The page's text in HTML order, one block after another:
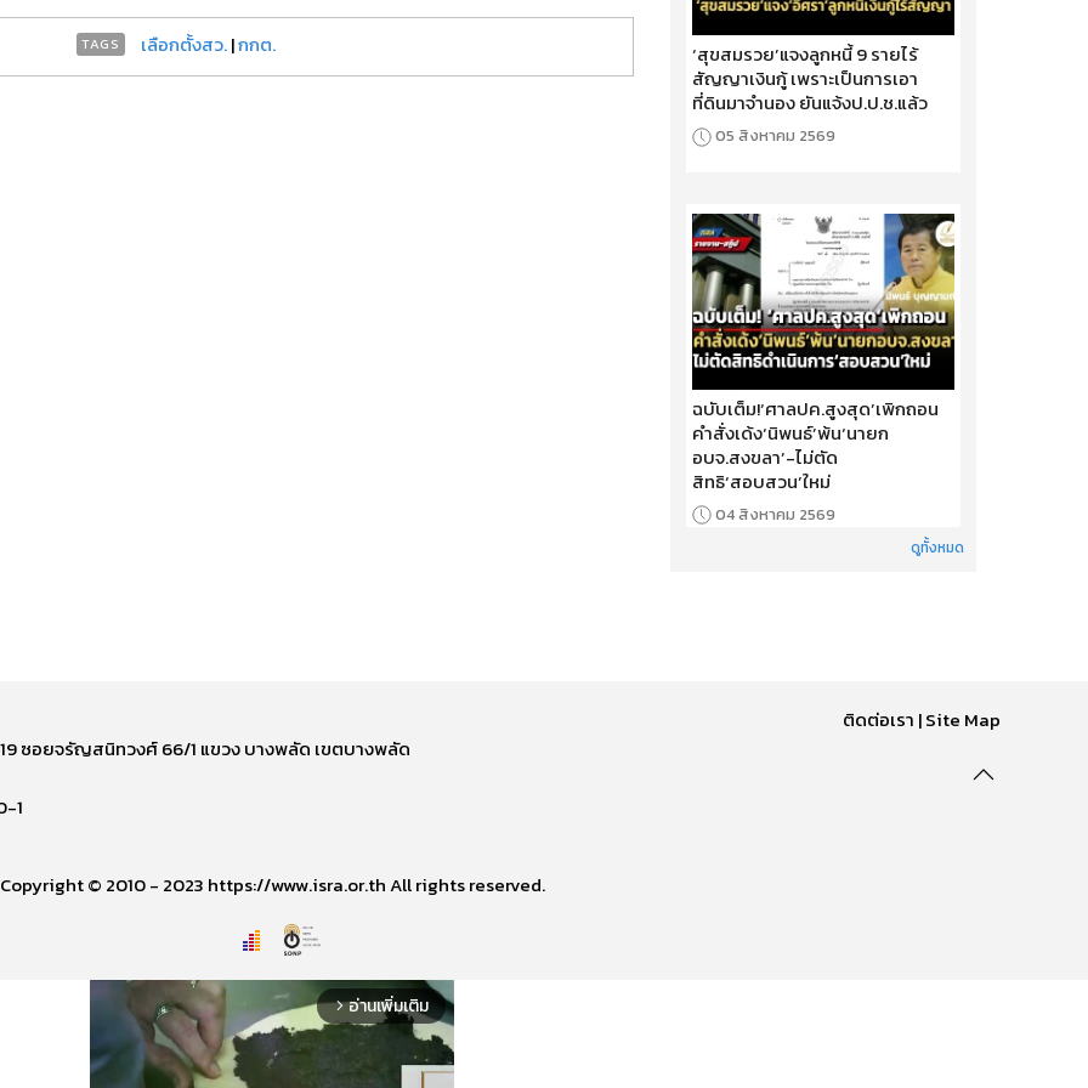
TAGS เลือกตั้งสว.|กกต.
‘สุขสมรวย’แจงลูกหนี้ 9 รายไร้
สัญญาเงินกู้ เพราะเป็นการเอา
ที่ดินมาจำนอง ยันแจ้งป.ป.ช.แล้ว
05 สิงหาคม 2569
ฉบับเต็ม!‘ศาลปค.สูงสุด’เพิกถอน
คำสั่งเด้ง‘นิพนธ์’พ้น‘นายก
อบจ.สงขลา’-ไม่ตัด
สิทธิ‘สอบสวน’ใหม่
04 สิงหาคม 2569
ดูทั้งหมด
ซอยจรัญสนิทวงศ์ 66/1 แขวง บางพลัด เขตบางพลัด
1
ติดต่อเรา |Site Map
Copyright © 2010 - 2023 https://www.isra.or.th All rights reserved.
arrow_forward_ios อ่านเพิ่มเติม